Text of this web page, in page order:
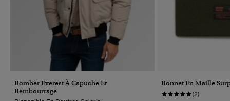
Bomber Everest À Capuche Et
Rembourrage
Bonnet En Maille
(2)